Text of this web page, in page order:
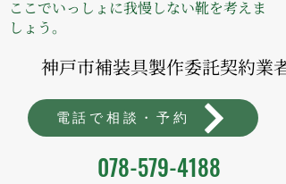
ここでいっしょに我慢しない靴を考えま
しょう。
神戸市補装具製作委託契約業者
電話で相談・予約
078-579-4188